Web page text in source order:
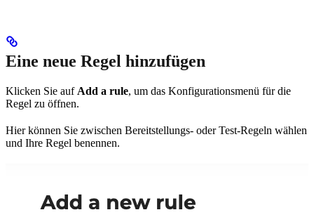
Eine neue Regel hinzufügen
Klicken Sie auf Add a rule, um das Konfigurationsmenü für die
Regel zu öffnen.
Hier können Sie zwischen Bereitstellungs- oder Test-Regeln wählen
und Ihre Regel benennen.